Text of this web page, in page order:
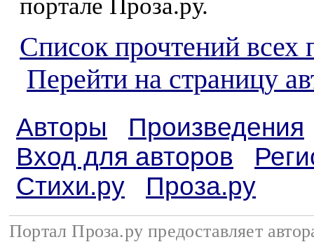
портале Проза.ру.
Список прочтений всех
Перейти на страницу
Авторы
Произведения
Вход для авторов
Стихи.ру
Проза.ру
Портал Проза.ру предоставляет